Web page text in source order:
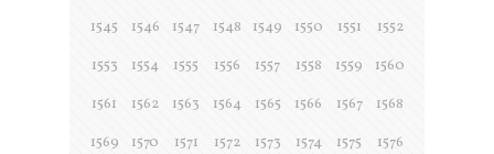
1545
1546 1547 1548 1549 1550 1551
1552
1553
1554 1555 1556 1557 1558 1559
1560
1561
1562 1563 1564 1565 1566 1567
1568
1569
1570 1571 1572 1573 1574 1575
1576